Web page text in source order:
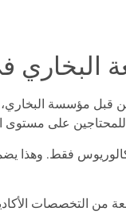
في
قبل مؤسسة
فقط. وهذا
التخصصات